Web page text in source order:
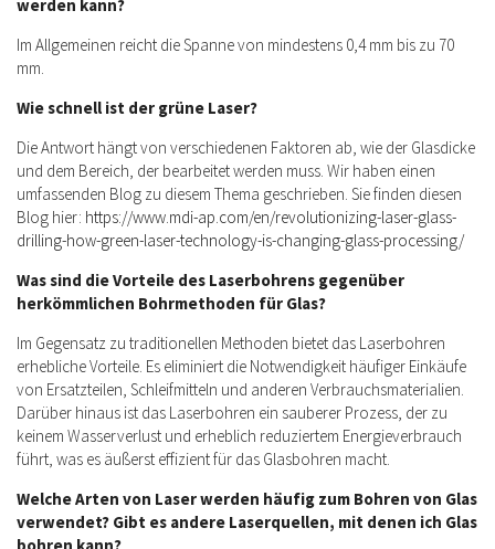
werden kann?
Im Allgemeinen reicht die Spanne von mindestens 0,4 mm bis zu 70
mm.
Wie schnell ist der grüne Laser?
Die Antwort hängt von verschiedenen Faktoren ab, wie der Glasdicke
und dem Bereich, der bearbeitet werden muss. Wir haben einen
umfassenden Blog zu diesem Thema geschrieben. Sie finden diesen
Blog hier: https://www.mdi-ap.com/en/revolutionizing-laser-glass-
drilling-how-green-laser-technology-is-changing-glass-processing/
Was sind die Vorteile des Laserbohrens gegenüber
herkömmlichen Bohrmethoden für Glas?
Im Gegensatz zu traditionellen Methoden bietet das Laserbohren
erhebliche Vorteile. Es eliminiert die Notwendigkeit häufiger Einkäufe
von Ersatzteilen, Schleifmitteln und anderen Verbrauchsmaterialien.
Darüber hinaus ist das Laserbohren ein sauberer Prozess, der zu
keinem Wasserverlust und erheblich reduziertem Energieverbrauch
führt, was es äußerst effizient für das Glasbohren macht.
Welche Arten von Laser werden häufig zum Bohren von Glas
verwendet? Gibt es andere Laserquellen, mit denen ich Glas